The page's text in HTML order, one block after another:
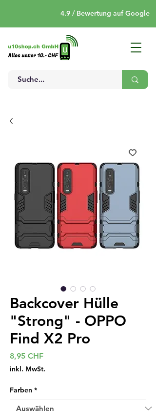
4.9 / Bewertung auf Google
Backcover Hülle
"Strong" - OPPO
Find X2 Pro
8,95 CHFPreis
inkl. MwSt.
Farben *